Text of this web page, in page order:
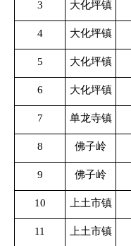
3 大化坪镇
4 大化坪镇
5 大化坪镇
6 大化坪镇
7 单龙寺镇
8 佛子岭
9 佛子岭
10 上土市镇
11 上土市镇